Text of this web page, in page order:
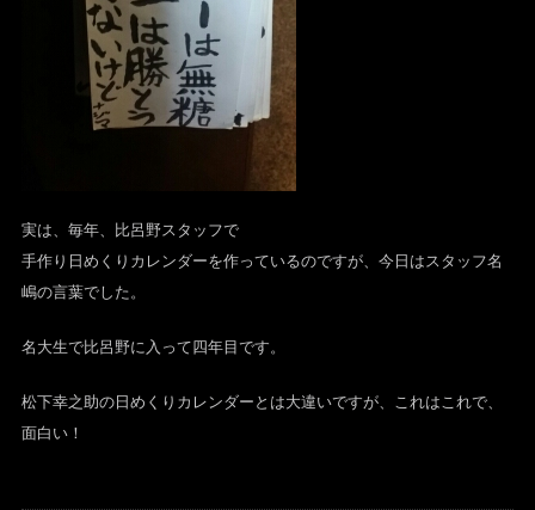
実は、毎年、比呂野スタッフで
手作り日めくりカレンダーを作っているのですが、今日はスタッフ名
嶋の言葉でした。
名大生で比呂野に入って四年目です。
松下幸之助の日めくりカレンダーとは大違いですが、これはこれで、
面白い！